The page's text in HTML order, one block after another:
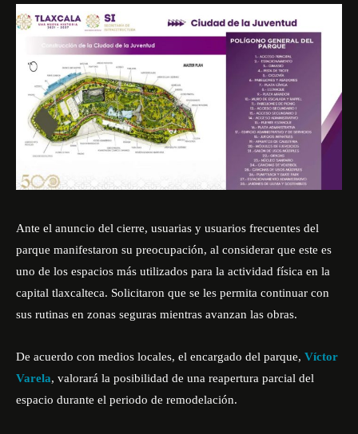
Ante el anuncio del cierre, usuarias y usuarios frecuentes del
parque manifestaron su preocupación, al considerar que este es
uno de los espacios más utilizados para la actividad física en la
capital tlaxcalteca. Solicitaron que se les permita continuar con
sus rutinas en zonas seguras mientras avanzan las obras.
De acuerdo con medios locales, el encargado del parque, Víctor
Varela, valorará la posibilidad de una reapertura parcial del
espacio durante el periodo de remodelación.